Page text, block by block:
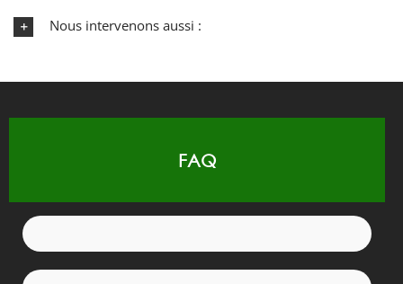
Nous intervenons aussi :
FAQ